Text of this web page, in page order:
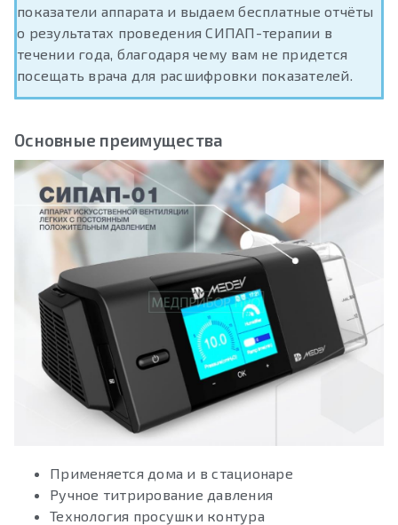
показатели аппарата и выдаем бесплатные отчёты
о результатах проведения СИПАП-терапии в
течении года, благодаря чему вам не придется
посещать врача для расшифровки показателей.
Основные преимущества
Применяется дома и в стационаре
Ручное титрирование давления
Технология просушки контура